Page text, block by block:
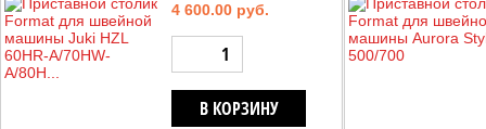
4 600.00 руб.
В КОРЗИНУ